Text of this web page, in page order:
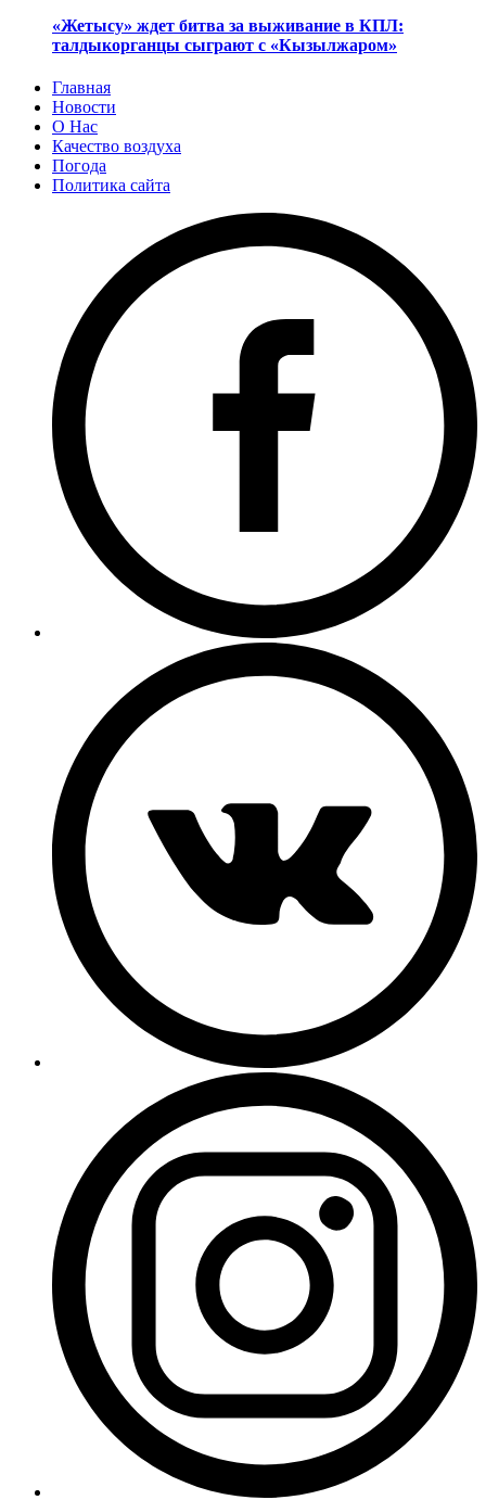
«Жетысу» ждет битва за выживание в КПЛ:
талдыкорганцы сыграют с «Кызылжаром»
Главная
Новости
О Нас
Качество воздуха
Погода
Политика сайта